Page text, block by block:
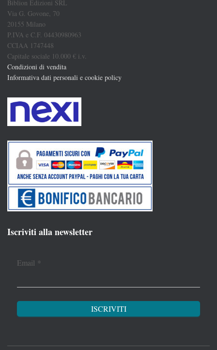
Biblion Edizioni SRL
Via G. Govone, 70
20155 Milano
P.IVA e C.F. 04430980963
CCIAA 1747448
Capitale sociale 10.000 € i.v.
Condizioni di vendita
Informativa dati personali e cookie policy
Iscriviti alla newsletter
Email *